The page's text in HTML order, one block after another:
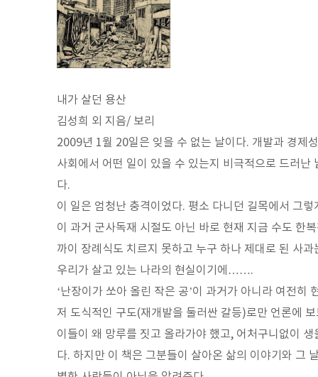
내가 살던 용산
김성희 외 지음/ 보리
2009년 1월 20일은 잊을 수 없는 날이다. 개발과 경제
사회에서 어떤 일이 있을 수 있는지 비극적으로 드러
다.
이 일은 엄청난 충격이었다. 평소 다니던 길목에서 그
이 과거 군사독재 시절도 아닌 바로 현재 지금 수도 한
까이 장례식도 치르지 못하고 누구 하나 제대로 된 사
우리가 살고 있는 나라의 현실이기에…….
‘난장이가 쏘아 올린 작은 공’이 과거가 아니라 여전히
저 도식적인 구도(재개발을 둘러싼 갈등)로만 언론에
이들이 왜 망루를 짓고 올라가야 했고, 어처구니없이
다. 하지만 이 책은 그분들이 살아온 삶의 이야기와 그